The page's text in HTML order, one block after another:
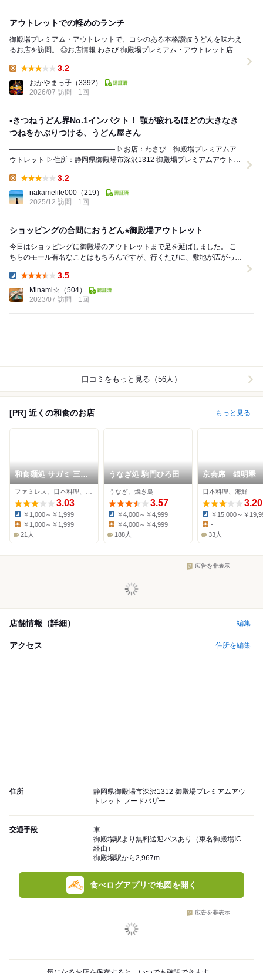
アウトレットでの軽めのランチ
御殿場プレミアム・アウトレットで、コシのある本格讃岐うどんを味わえ
るお店を訪問。 ◎お店情報 わさび 御殿場プレミアム・アウトレット店 静
3.2
おかやまっ子 （3392）
2026/07 訪問
1回
▪️きつねうどん界No.1インパクト！ 顎が疲れるほどの大きなき
つねをかぶりつける、うどん屋さん
——————————————— ▷お店：わさび 御殿場プレミアムア
ウトレット ▷住所：静岡県御殿場市深沢1312 御殿場プレミアムアウトレ
3.2
nakamelife000 （219）
2025/12 訪問
1回
ショッピングの合間におうどん⭐︎御殿場アウトレット
今日はショッピングに御殿場のアウトレットまで足を延ばしました。 こ
ちらのモール有名なことはもちろんですが、行くたびに、敷地が広がって
3.5
Minami☆ （504）
2023/07 訪問
1回
口コミをもっと見る（56人）
[PR] 近くの和食のお店 もっと見る
和食麺処 サガミ 三島
萩店
3.03
Dinner:
￥1,000～￥1,999
Lunch:
￥1,000～￥1,999
21人
うなぎ処 駒門ひろ田
うなぎ、焼き鳥
3.57
Dinner:
￥4,000～￥4,999
￥4,000～￥4,999
188人
京会席 銀明翠
日本料理、海鮮
3.20
Dinner:
￥15,000～￥
Lunch:
-
33人
広告を非表示
店舗情報（詳細） 編集
アクセス 住所を編集
住所
静岡県御殿場市深沢1312 御殿場プレミアムアウ
トレット フードバザー
交通手段
車
御殿場駅より無料送迎バスあり（東名御殿場IC
経由）
御殿場駅から2,967m
食べログアプリで地図を開く
広告を非表示